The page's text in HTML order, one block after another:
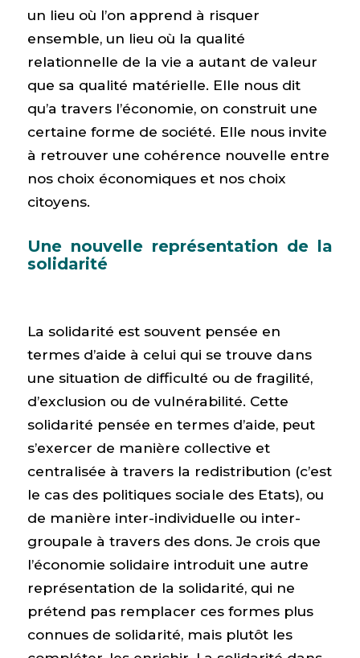
un lieu où l’on apprend à risquer
ensemble, un lieu où la qualité
relationnelle de la vie a autant de valeur
que sa qualité matérielle. Elle nous dit
qu’a travers l’économie, on construit une
certaine forme de société. Elle nous invite
à retrouver une cohérence nouvelle entre
nos choix économiques et nos choix
citoyens.
Une nouvelle représentation de la
solidarité
La solidarité est souvent pensée en
termes d’aide à celui qui se trouve dans
une situation de difficulté ou de fragilité,
d’exclusion ou de vulnérabilité. Cette
solidarité pensée en termes d’aide, peut
s’exercer de manière collective et
centralisée à travers la redistribution (c’est
le cas des politiques sociale des Etats), ou
de manière inter-individuelle ou inter-
groupale à travers des dons. Je crois que
l’économie solidaire introduit une autre
représentation de la solidarité, qui ne
prétend pas remplacer ces formes plus
connues de solidarité, mais plutôt les